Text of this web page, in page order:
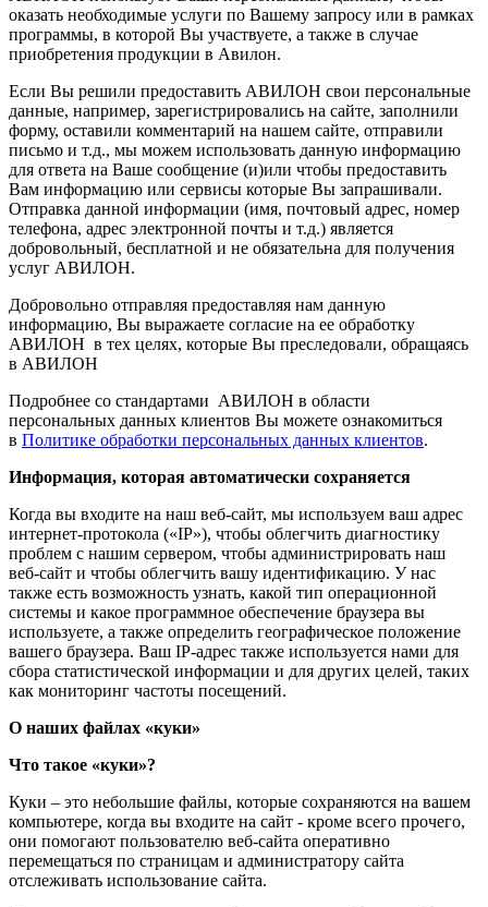
оказать необходимые услуги по Вашему запросу или в рамках
программы, в которой Вы участвуете, а также в случае
приобретения продукции в Авилон.
Если Вы решили предоставить АВИЛОН свои персональные
данные, например, зарегистрировались на сайте, заполнили
форму, оставили комментарий на нашем сайте, отправили
письмо и т.д., мы можем использовать данную информацию
для ответа на Ваше сообщение (и)или чтобы предоставить
Вам информацию или сервисы которые Вы запрашивали.
Отправка данной информации (имя, почтовый адрес, номер
телефона, адрес электронной почты и т.д.) является
добровольный, бесплатной и не обязательна для получения
услуг АВИЛОН.
Добровольно отправляя предоставляя нам данную
информацию, Вы выражаете согласие на ее обработку
АВИЛОН в тех целях, которые Вы преследовали, обращаясь
в АВИЛОН
Подробнее со стандартами АВИЛОН в области
персональных данных клиентов Вы можете ознакомиться
в Политике обработки персональных данных клиентов.
Информация, которая автоматически сохраняется
Когда вы входите на наш веб-сайт, мы используем ваш адрес
интернет-протокола («IP»), чтобы облегчить диагностику
проблем с нашим сервером, чтобы администрировать наш
веб-сайт и чтобы облегчить вашу идентификацию. У нас
также есть возможность узнать, какой тип операционной
системы и какое программное обеспечение браузера вы
используете, а также определить географическое положение
вашего браузера. Ваш IP-адрес также используется нами для
сбора статистической информации и для других целей, таких
как мониторинг частоты посещений.
О наших файлах «куки»
Что такое «куки»?
Куки – это небольшие файлы, которые сохраняются на вашем
компьютере, когда вы входите на сайт - кроме всего прочего,
они помогают пользователю веб-сайта оперативно
перемещаться по страницам и администратору сайта
отслеживать использование сайта.